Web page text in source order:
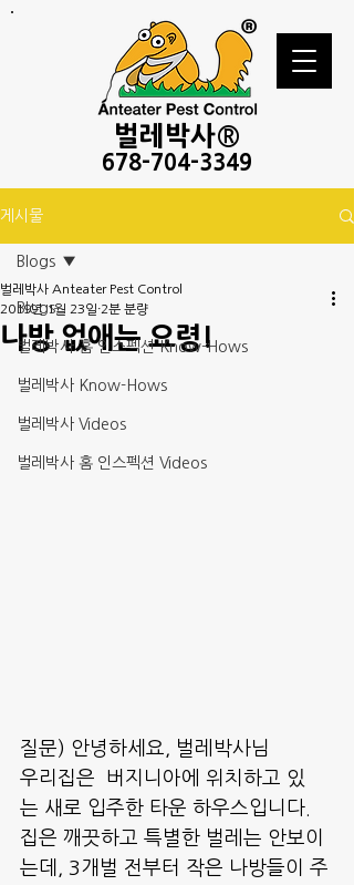
벌레 박사®
678-704-3349
게시물
Blogs
벌레박사 홈 인스펙션 Know-Hows
벌레박사 Know-Hows
벌레박사 Videos
벌레박사 홈 인스펙션 Videos
Blogs
나방 없애는 요령!
벌레박사 Anteater Pest Control
2019년 1월 23일 2분 분량
질문) 안녕하세요, 벌레박사님
우리집은  버지니아에 위치하고 있
는 새로 입주한 타운 하우스입니다.
집은 깨끗하고 특별한 벌레는 안보이
는데, 3개벌 전부터 작은 나방들이 주